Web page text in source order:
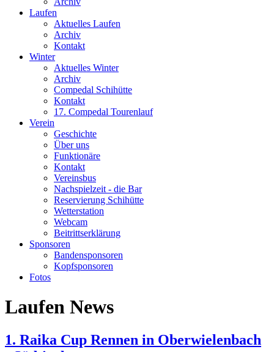
Laufen
Aktuelles Laufen
Archiv
Kontakt
Winter
Aktuelles Winter
Archiv
Compedal Schihütte
Kontakt
17. Compedal Tourenlauf
Verein
Geschichte
Über uns
Funktionäre
Kontakt
Vereinsbus
Nachspielzeit - die Bar
Reservierung Schihütte
Wetterstation
Webcam
Beitrittserklärung
Sponsoren
Bandensponsoren
Kopfsponsoren
Fotos
Laufen News
1. Raika Cup Rennen in Oberwielenbach